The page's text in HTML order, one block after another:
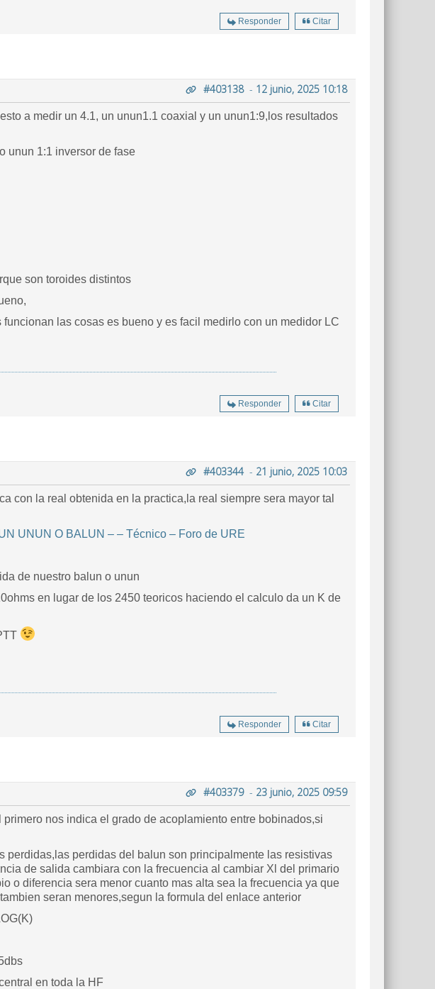
Responder Citar
#403138- 12 junio, 2025 10:18
a medir un 4.1, un unun1.1 coaxial y un unun1:9,los resultados
unun 1:1 inversor de fase
son toroides distintos
las cosas es bueno y es facil medirlo con un medidor LC
Responder Citar
#403344- 21 junio, 2025 10:03
con la real obtenida en la practica,la real siempre sera mayor tal
UNUN O BALUN – – Técnico – Foro de URE
de nuestro balun o unun
en lugar de los 2450 teoricos haciendo el calculo da un K de
Responder Citar
#403379- 23 junio, 2025 09:59
nos indica el grado de acoplamiento entre bobinados,si
perdidas del balun son principalmente las resistivas
de salida cambiara con la frecuencia al cambiar Xl del primario
o diferencia sera menor cuanto mas alta sea la frecuencia ya que
seran menores,segun la formula del enlace anterior
en toda la HF